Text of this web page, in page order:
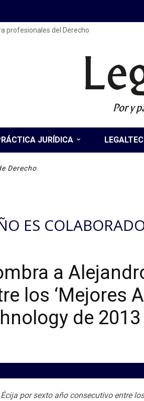
profesionales del Derecho
Por y
JURÍDICA
Derecho
ES
a
los ‘Mejores
de 2013
por sexto año consecutivo entre